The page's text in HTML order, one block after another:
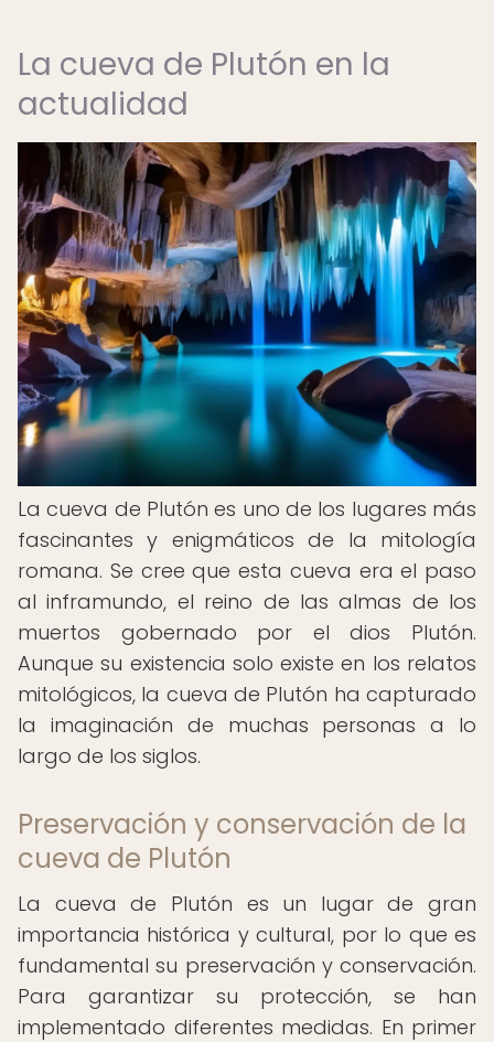
La cueva de Plutón en la
actualidad
La cueva de Plutón es uno de los lugares más
fascinantes y enigmáticos de la mitología
romana. Se cree que esta cueva era el paso
al inframundo, el reino de las almas de los
muertos gobernado por el dios Plutón.
Aunque su existencia solo existe en los relatos
mitológicos, la cueva de Plutón ha capturado
la imaginación de muchas personas a lo
largo de los siglos.
Preservación y conservación de la
cueva de Plutón
La cueva de Plutón es un lugar de gran
importancia histórica y cultural, por lo que es
fundamental su preservación y conservación.
Para garantizar su protección, se han
implementado diferentes medidas. En primer